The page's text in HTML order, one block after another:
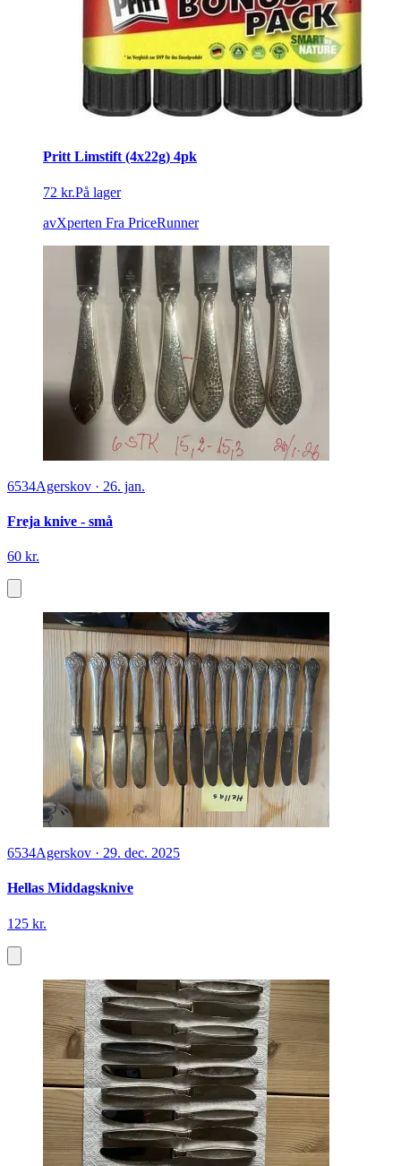
Pritt Limstift (4x22g) 4pk
72 kr.På lager
avXperten Fra PriceRunner
6534Agerskov · 26. jan.
Freja knive - små
60 kr.
6534Agerskov · 29. dec. 2025
Hellas Middagsknive
125 kr.